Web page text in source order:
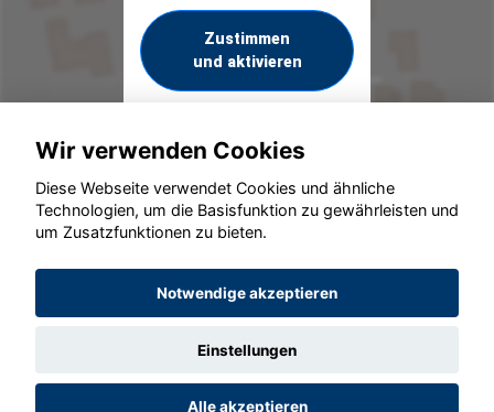
Zustimmen
und aktivieren
© konjunkturmotor.de GmbH 2020 - 2026
Wir verwenden Cookies
Diese Webseite verwendet Cookies und ähnliche
Technologien, um die Basisfunktion zu gewährleisten und
um Zusatzfunktionen zu bieten.
Notwendige akzeptieren
Einstellungen
Alle akzeptieren